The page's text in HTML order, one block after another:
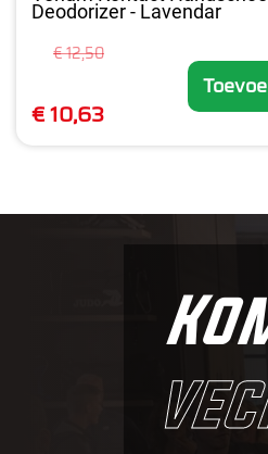
Deodorizer - Lavendar
€ 12,50
€ 10,63